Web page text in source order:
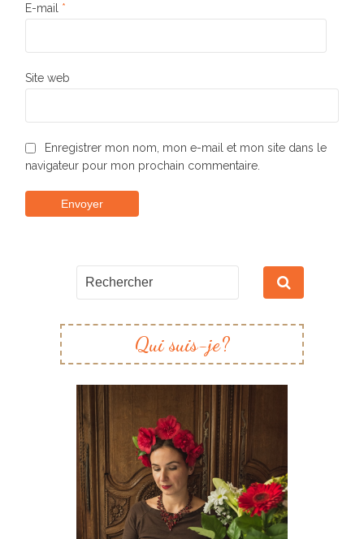
E-mail *
Site web
Enregistrer mon nom, mon e-mail et mon site dans le
navigateur pour mon prochain commentaire.
Qui suis-je?